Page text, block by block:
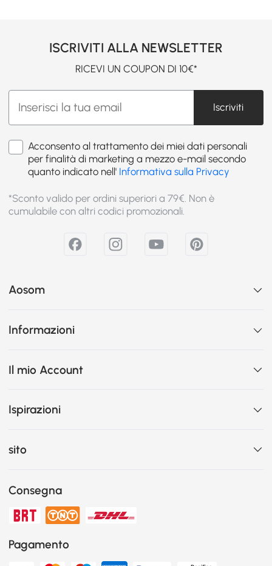
ISCRIVITI ALLA NEWSLETTER
RICEVI UN COUPON DI 10€*
Iscriviti
Acconsento al trattamento dei miei dati personali
per finalità di marketing a mezzo e-mail secondo
quanto indicato nell' Informativa sulla Privacy
*Sconto valido per ordini superiori a 79€. Non è
cumulabile con altri codici promozionali.
Aosom
Informazioni
Il mio Account
Ispirazioni
sito
Consegna
Pagamento